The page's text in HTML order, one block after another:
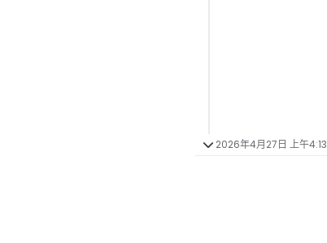
2026年4月27日 上午4:13